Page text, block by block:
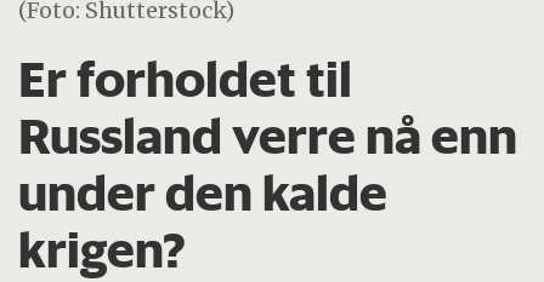
(Foto: Shutterstock)
Er forholdet til
Russland verre nå enn
under den kalde
krigen?